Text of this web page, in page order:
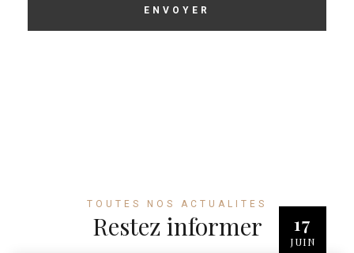
TOUTES NOS ACTUALITES
Restez informer 17
JUIN